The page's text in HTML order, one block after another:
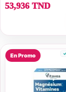
53,936 TND
En Promo